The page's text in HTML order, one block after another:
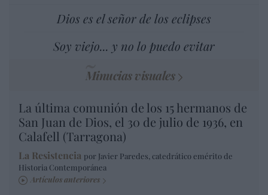
Dios es el señor de los eclipses
Soy viejo... y no lo puedo evitar
Minucias visuales
La última comunión de los 15 hermanos de
San Juan de Dios, el 30 de julio de 1936, en
Calafell (Tarragona)
La Resistencia por Javier Paredes, catedrático emérito de
Historia Contemporánea
Artículos anteriores